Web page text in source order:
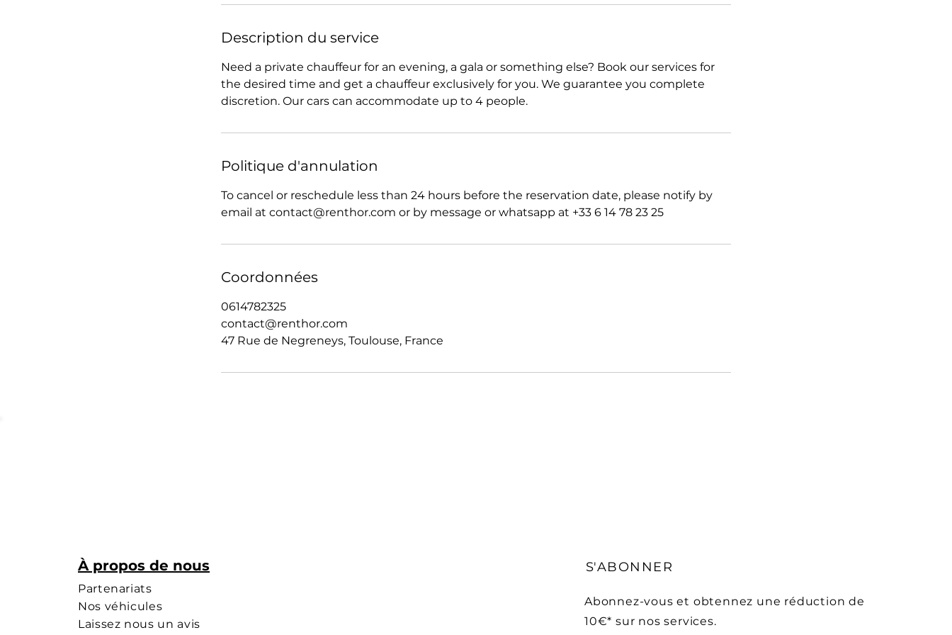
Description du service
Need a private chauffeur for an evening, a gala or something else? Book our services for
the desired time and get a chauffeur exclusively for you. We guarantee you complete
discretion. Our cars can accommodate up to 4 people.
Politique d'annulation
To cancel or reschedule less than 24 hours before the reservation date, please notify by
email at contact@renthor.com or by message or whatsapp at +33 6 14 78 23 25
Coordonnées
0614782325
contact@renthor.com
47 Rue de Negreneys, Toulouse, France
À propos de nous
Partenariats
Nos véhicules
Laissez nous un avis
S'ABONNER
Abonnez-vous et obtennez une réduction de
10€* sur nos services.